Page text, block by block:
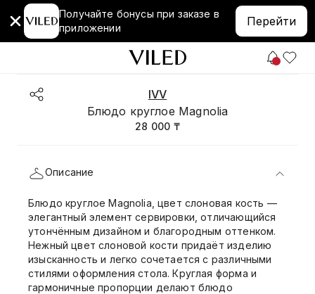
Получайте бонусы при заказе в
приложении
Перейти
IVV
Блюдо круглое Magnolia
28 000 ₸
Описание
Блюдо круглое Magnolia, цвет слоновая кость —
элегантный элемент сервировки, отличающийся
утончённым дизайном и благородным оттенком.
Нежный цвет слоновой кости придаёт изделию
изысканность и легко сочетается с различными
стилями оформления стола. Круглая форма и
гармоничные пропорции делают блюдо